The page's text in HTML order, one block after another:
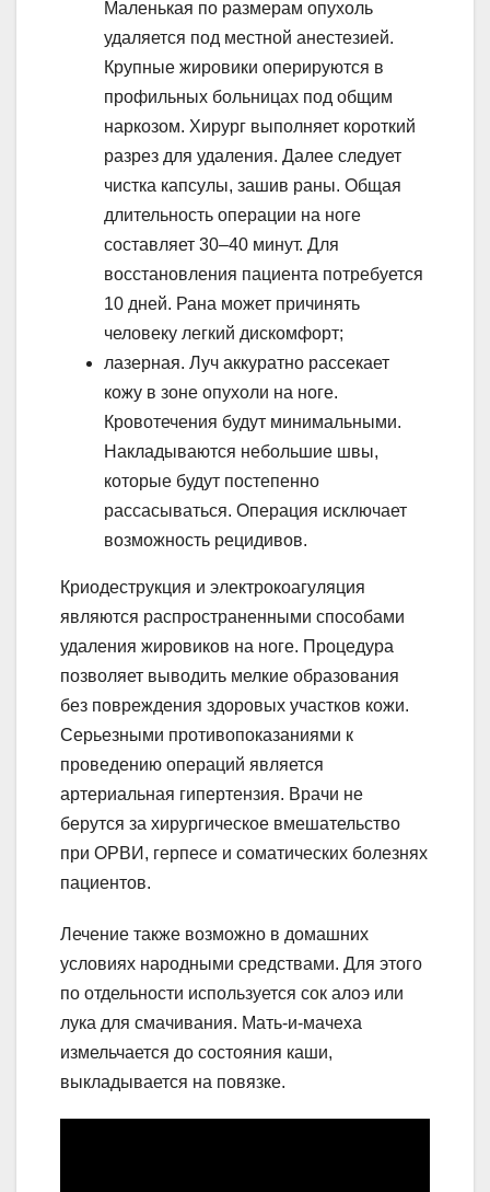
Маленькая по размерам опухоль
удаляется под местной анестезией.
Крупные жировики оперируются в
профильных больницах под общим
наркозом. Хирург выполняет короткий
разрез для удаления. Далее следует
чистка капсулы, зашив раны. Общая
длительность операции на ноге
составляет 30–40 минут. Для
восстановления пациента потребуется
10 дней. Рана может причинять
человеку легкий дискомфорт;
лазерная. Луч аккуратно рассекает
кожу в зоне опухоли на ноге.
Кровотечения будут минимальными.
Накладываются небольшие швы,
которые будут постепенно
рассасываться. Операция исключает
возможность рецидивов.
Криодеструкция и электрокоагуляция
являются распространенными способами
удаления жировиков на ноге. Процедура
позволяет выводить мелкие образования
без повреждения здоровых участков кожи.
Серьезными противопоказаниями к
проведению операций является
артериальная гипертензия. Врачи не
берутся за хирургическое вмешательство
при ОРВИ, герпесе и соматических болезнях
пациентов.
Лечение также возможно в домашних
условиях народными средствами. Для этого
по отдельности используется сок алоэ или
лука для смачивания. Мать-и-мачеха
измельчается до состояния каши,
выкладывается на повязке.